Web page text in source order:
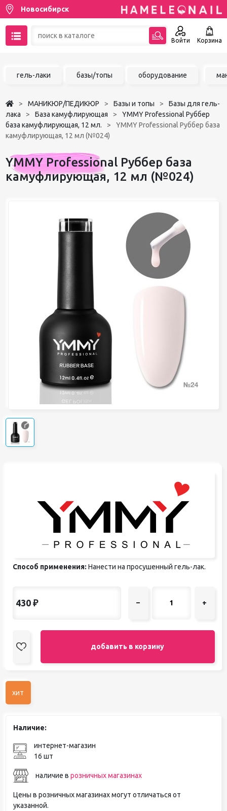
Новосибирск
Войти Корзина
Чат в MAX
Акции
Избранное
гель-лаки базы/топы оборудование
МАНИКЮР/ПЕДИКЮР Базы и топы
Базы для гель-
лака
База камуфлирующая
YMMY Professional Руббер
база камуфлирующая, 12 мл.
YMMY Professional Руббер база
камуфлирующая, 12 мл (№024)
YMMY Professional Руббер база
камуфлирующая, 12 мл (№024)
Способ применения: Нанести на просушенный гель-лак.
430 ₽ – +
добавить в корзину
хит
Наличие:
интернет-магазин
16 шт
наличие в розничных магазинах
Цены в розничных магазинах могут отличаться от
указанной.